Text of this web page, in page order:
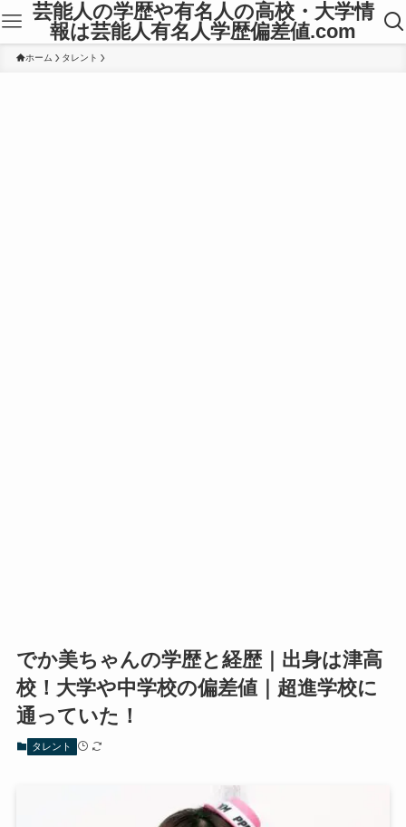
芸能人の学歴や有名人の高校・大学情
報は芸能人有名人学歴偏差値.com
ホーム タレント
でか美ちゃんの学歴と経歴｜出身は津高
校！大学や中学校の偏差値｜超進学校に
通っていた！
タレント